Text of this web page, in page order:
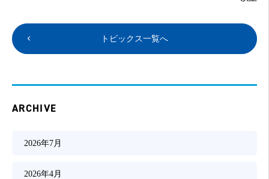
トピックス一覧へ
ARCHIVE
2026年7月
2026年4月